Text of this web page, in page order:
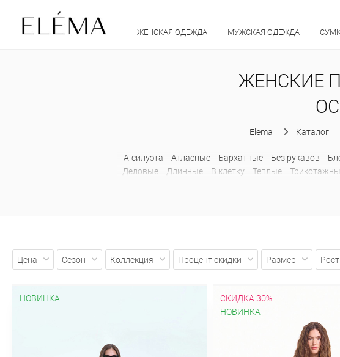
ЖЕНСКАЯ ОДЕЖДА МУЖСКАЯ ОДЕЖДА
ЖЕНСКИЕ
Elema Каталог
А-силуэта Атласные Бархатные Без рукавов
Деловые
Длинные В клетку Теплые
Цена Сезон Коллекция Процент скидки Размер Рост
НОВИНКА
СКИДКА 30%
НОВИНКА